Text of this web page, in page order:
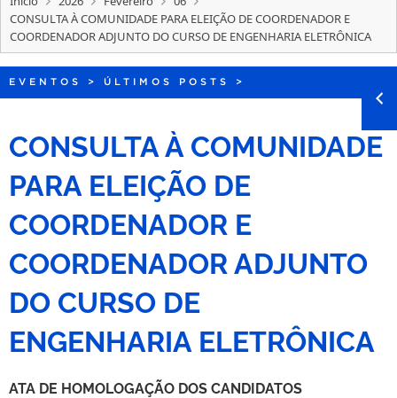
PORTARIAS
TELEFONES
CONSULTA À COMUNIDADE PARA ELEIÇÃO DE COORDENADOR E
COORDENADOR ADJUNTO DO CURSO DE ENGENHARIA ELETRÔNICA
EVENTOS > ÚLTIMOS POSTS >
CONSULTA À COMUNIDADE
PARA ELEIÇÃO DE
COORDENADOR E
COORDENADOR ADJUNTO
DO CURSO DE
ENGENHARIA ELETRÔNICA
ATA DE HOMOLOGAÇÃO DOS CANDIDATOS